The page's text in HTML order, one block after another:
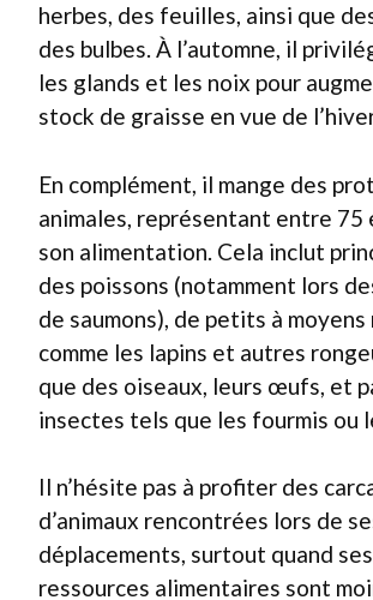
herbes, des feuilles, ainsi que
des bulbes. À l’automne, il
les glands et les noix pour
stock de graisse en vue de
En complément, il mange des
animales, représentant entre 75
son alimentation. Cela inclut
des poissons (notamment lors
de saumons), de petits à moyens
comme les lapins et autres
que des oiseaux, leurs œufs, et
insectes tels que les fourmis ou
Il n’hésite pas à profiter des
d’animaux rencontrées lors de
déplacements, surtout quand
ressources alimentaires sont